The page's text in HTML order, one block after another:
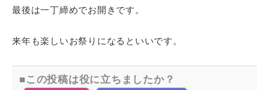
最後は一丁締めでお開きです。
来年も楽しいお祭りになるといいです。
この投稿は役に立ちましたか？